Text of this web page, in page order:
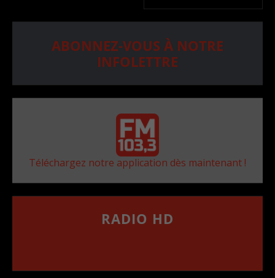
ABONNEZ-VOUS À NOTRE
INFOLETTRE
Téléchargez notre application dès maintenant !
RADIO HD